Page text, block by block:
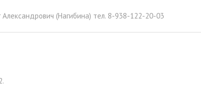
Александрович (Нагибина) тел. 8-938-122-20-03